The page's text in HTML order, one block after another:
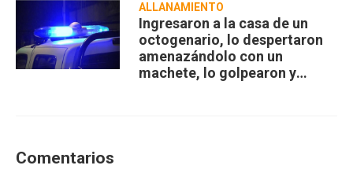
ALLANAMIENTO
Ingresaron a la casa de un
octogenario, lo despertaron
amenazándolo con un
machete, lo golpearon y
Comentarios